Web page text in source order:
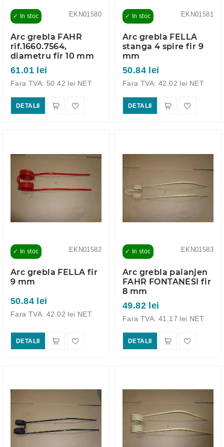
EKN01580
✓ In stoc
Arc grebla FAHR
rif.1660.7564,
diametru fir 10 mm
61.01 lei
Fara TVA: 50.42 lei NET
DETALII
EKN01581
✓ In stoc
Arc grebla FELLA
stanga 4 spire fir 9
mm
50.84 lei
Fara TVA: 42.02 lei NET
DETALII
EKN01582
✓ In stoc
Arc grebla FELLA fir
9 mm
50.84 lei
Fara TVA: 42.02 lei NET
DETALII
EKN01583
✓ In stoc
Arc grebla paianjen
FAHR FONTANESI fir
8 mm
49.82 lei
Fara TVA: 41.17 lei NET
DETALII